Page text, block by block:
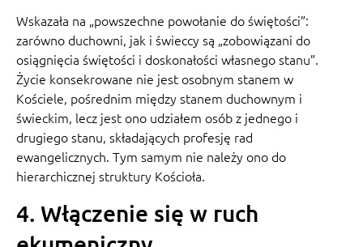
Wskazała na „powszechne powołanie do świętości”:
zarówno duchowni, jak i świeccy są „zobowiązani do
osiągnięcia świętości i doskonałości własnego stanu”.
Życie konsekrowane nie jest osobnym stanem w
Kościele, pośrednim między stanem duchownym i
świeckim, lecz jest ono udziałem osób z jednego i
drugiego stanu, składających profesję rad
ewangelicznych. Tym samym nie należy ono do
hierarchicznej struktury Kościoła.
4. Włączenie się w ruch